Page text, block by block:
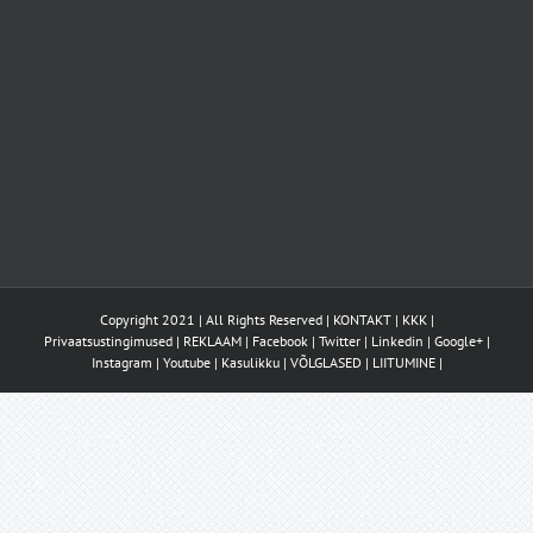
Copyright 2021 | All Rights Reserved | KONTAKT| KKK|
Privaatsustingimused| REKLAAM| Facebook| Twitter| Linkedin | Google+|
Instagram | Youtube| Kasulikku| VÕLGLASED | LIITUMINE|